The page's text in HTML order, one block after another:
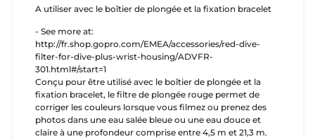
A utiliser avec le boîtier de plongée et la fixation bracelet
- See more at:
http://fr.shop.gopro.com/EMEA/accessories/red-dive-
filter-for-dive-plus-wrist-housing/ADVFR-
301.html#/start=1
Conçu pour être utilisé avec le boîtier de plongée et la
fixation bracelet, le filtre de plongée rouge permet de
corriger les couleurs lorsque vous filmez ou prenez des
photos dans une eau salée bleue ou une eau douce et
claire à une profondeur comprise entre 4,5 m et 21,3 m.